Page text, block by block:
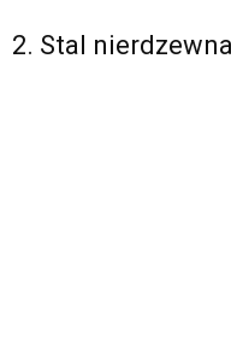
2. Stal nierdzewna